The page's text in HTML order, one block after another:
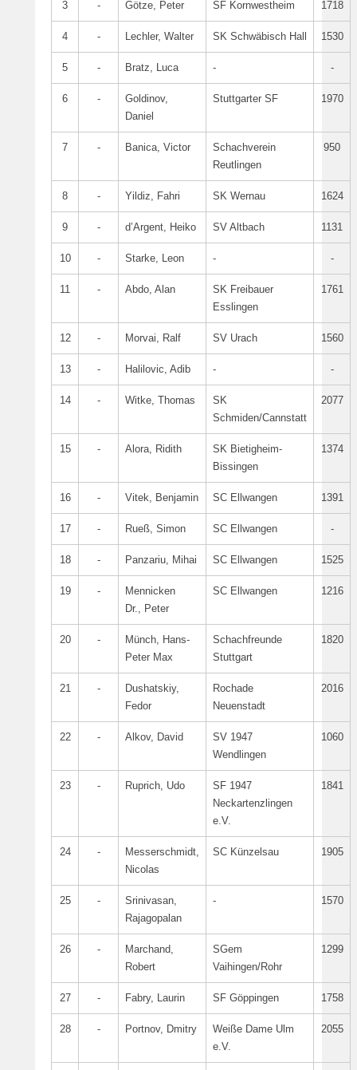
3 - Götze, Peter SF Kornwestheim 1718
4 - Lechler, Walter SK Schwäbisch Hall 1530
5 - Bratz, Luca - -
6 -
Goldinov,
Daniel
Stuttgarter SF 1970
7 - Banica, Victor
Schachverein
Reutlingen
950
8 - Yildiz, Fahri SK Wernau 1624
9 - d’Argent, Heiko SV Altbach 1131
10 - Starke, Leon - -
11 - Abdo, Alan
SK Freibauer
Esslingen
1761
12 - Morvai, Ralf SV Urach 1560
13 - Halilovic, Adib - -
14 - Witke, Thomas
SK
Schmiden/Cannstatt
2077
15 - Alora, Ridith
SK Bietigheim-
Bissingen
1374
16 - Vitek, Benjamin SC Ellwangen 1391
17 - Rueß, Simon SC Ellwangen -
18 - Panzariu, Mihai SC Ellwangen 1525
19 -
Mennicken
Dr., Peter
SC Ellwangen 1216
20 -
Münch, Hans-
Peter Max
Schachfreunde
Stuttgart
1820
21 -
Dushatskiy,
Fedor
Rochade
Neuenstadt
2016
22 - Alkov, David
SV 1947
Wendlingen
1060
23 - Ruprich, Udo
SF 1947
Neckartenzlingen
e.V.
1841
24 -
Messerschmidt,
Nicolas
SC Künzelsau 1905
25 -
Srinivasan,
Rajagopalan
- 1570
26 -
Marchand,
Robert
SGem
Vaihingen/Rohr
1299
27 - Fabry, Laurin SF Göppingen 1758
28 - Portnov, Dmitry
Weiße Dame Ulm
e.V.
2055